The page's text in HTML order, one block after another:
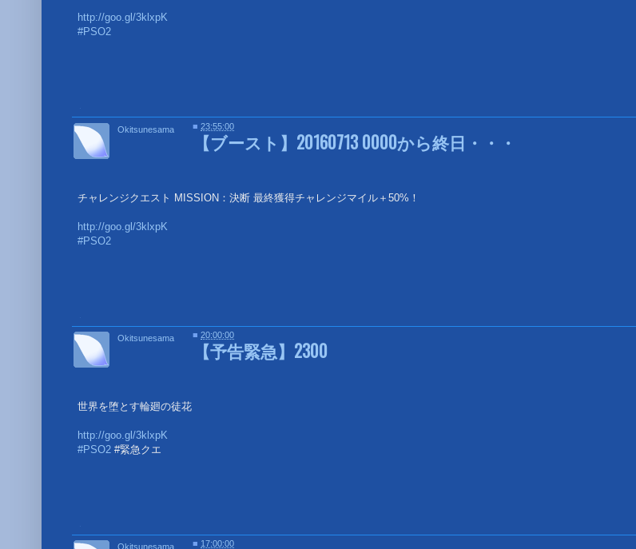
http://goo.gl/3klxpK
#PSO2
【ブースト】20160713 0000から終日・・・
チャレンジクエスト MISSION：決断 最終獲得チャレンジマイル＋50%！
http://goo.gl/3klxpK
#PSO2
Okitsunesama ■23:55:00
【予告緊急】2300
世界を堕とす輪廻の徒花
http://goo.gl/3klxpK
#PSO2 #緊急クエ
Okitsunesama ■20:00:00
Okitsunesama ■ 17:00:00